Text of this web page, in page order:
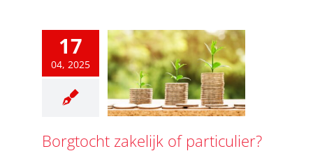
17
04, 2025
Borgtocht zakelijk of particulier?